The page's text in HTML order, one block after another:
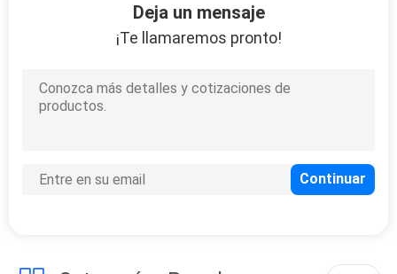
Deja un mensaje
¡Te llamaremos pronto!